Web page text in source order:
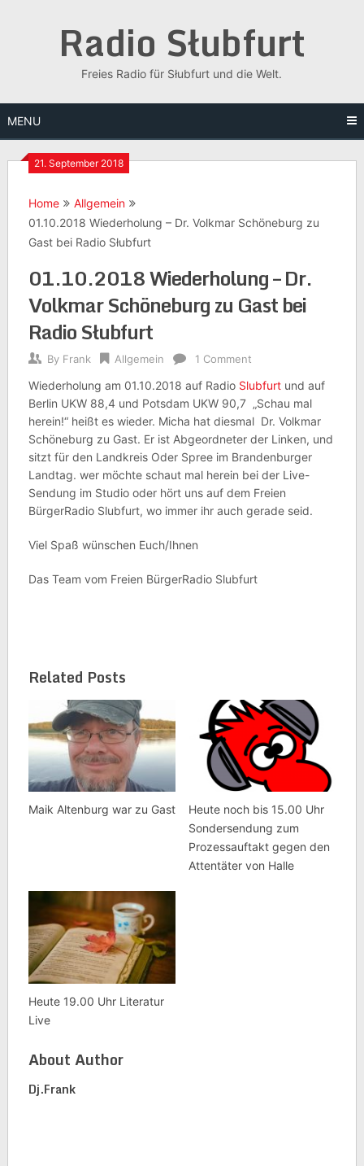
Radio Słubfurt
Freies Radio für Słubfurt und die Welt.
MENU
21. September 2018
Home
Allgemein
01.10.2018 Wiederholung – Dr. Volkmar Schöneburg zu
Gast bei Radio Słubfurt
01.10.2018 Wiederholung – Dr.
Volkmar Schöneburg zu Gast bei
Radio Słubfurt
By Frank Allgemein 1 Comment
Wiederholung am 01.10.2018 auf RadioSlubfurtund auf
Berlin UKW 88,4 und Potsdam UKW 90,7 „Schau mal
herein!“ heißt es wieder. Micha hat diesmal Dr. Volkmar
Schöneburg zu Gast. Er ist Abgeordneter der Linken, und
sitzt für den Landkreis Oder Spree im Brandenburger
Landtag. wer möchte schaut mal herein bei der Live-
Sendung im Studio oder hört uns auf dem Freien
BürgerRadio Slubfurt, wo immer ihr auch gerade seid.
Viel Spaß wünschen Euch/Ihnen
Das Team vom Freien BürgerRadio Slubfurt
Related Posts
Maik Altenburg war zu Gast
Heute noch bis 15.00 Uhr
Sondersendung zum
Prozessauftakt gegen den
Attentäter von Halle
Heute 19.00 Uhr Literatur
Live
About Author
Dj.frank